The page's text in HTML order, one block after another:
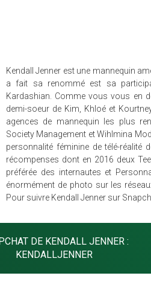
Kendall Jenner est une mannequin
a fait sa renommé est sa
Kardashian. Comme vous vous en
demi-soeur de Kim, Khloé et
agences de mannequin les plus
Society Management et Wihlmina
personnalité féminine de télé-réalité
récompenses dont en 2016 deux
préférée des internautes et
énormément de photo sur les
Pour suivre Kendall Jenner sur
DE KENDALL JENNER :
KENDALLJENNER